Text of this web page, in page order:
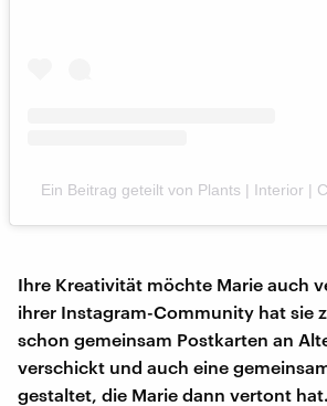
Ein Beitrag geteilt von Plants | Interior |
Ihre Kreativität möchte Marie auch
ihrer Instagram-Community hat sie
schon gemeinsam Postkarten an
verschickt und auch eine
gestaltet, die Marie dann vertont hat.